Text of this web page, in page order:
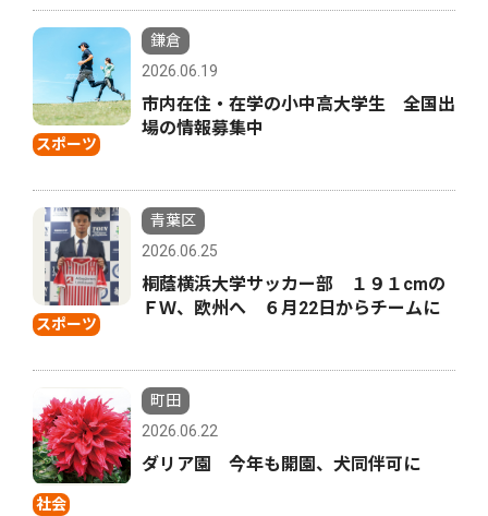
スポーツ
鎌倉
2026.06.19
市内在住・在学の小中高大学生 全国出
場の情報募集中
スポーツ
青葉区
2026.06.25
桐蔭横浜大学サッカー部 １９１cmの
ＦＷ、欧州へ ６月22日からチームに
社会
町田
2026.06.22
ダリア園 今年も開園、犬同伴可に